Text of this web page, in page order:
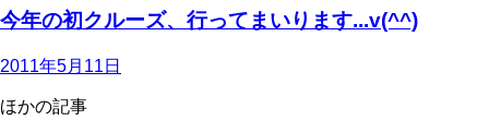
今年の初クルーズ、行ってまいります...v(^^)
2011年5月11日
ほかの記事